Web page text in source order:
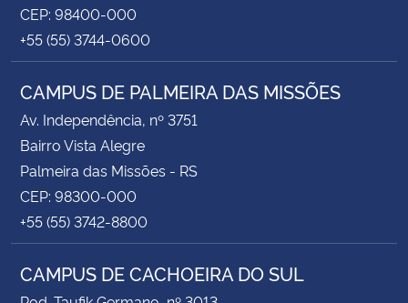
CEP: 98400-000
+55 (55) 3744-0600
CAMPUS DE PALMEIRA DAS MISSÕES
Av. Independência, nº 3751
Bairro Vista Alegre
Palmeira das Missões - RS
CEP: 98300-000
+55 (55) 3742-8800
CAMPUS DE CACHOEIRA DO SUL